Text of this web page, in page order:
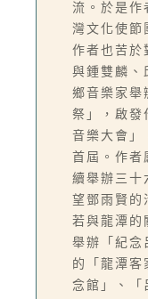
流。於是作
灣文化使節
作者也苦於
與鍾雙麟、
鄉音樂家舉
祭」，啟發
音樂大會」
首屆。作者
續舉辦三十
望鄧雨賢的
若與龍潭的
舉辦「紀念
的「龍潭客
念館」、「